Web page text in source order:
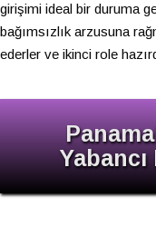
girişimi ideal bir duruma
bağımsızlık arzusuna
ederler ve ikinci role